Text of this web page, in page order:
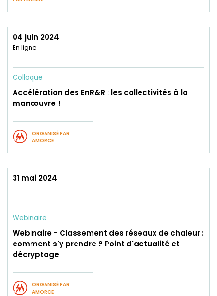
04 juin 2024
En ligne
Colloque
Accélération des EnR&R : les collectivités à la
manœuvre !
ORGANISÉ PAR
AMORCE
31 mai 2024
Webinaire
Webinaire - Classement des réseaux de chaleur :
comment s'y prendre ? Point d'actualité et
décryptage
ORGANISÉ PAR
AMORCE